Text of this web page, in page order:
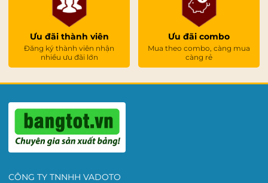
Ưu đãi thành viên
Đăng ký thành viên nhận
nhiều ưu đãi lớn
Ưu đãi combo
Mua theo combo, càng mua
càng rẻ
CÔNG TY TNNHH VADOTO